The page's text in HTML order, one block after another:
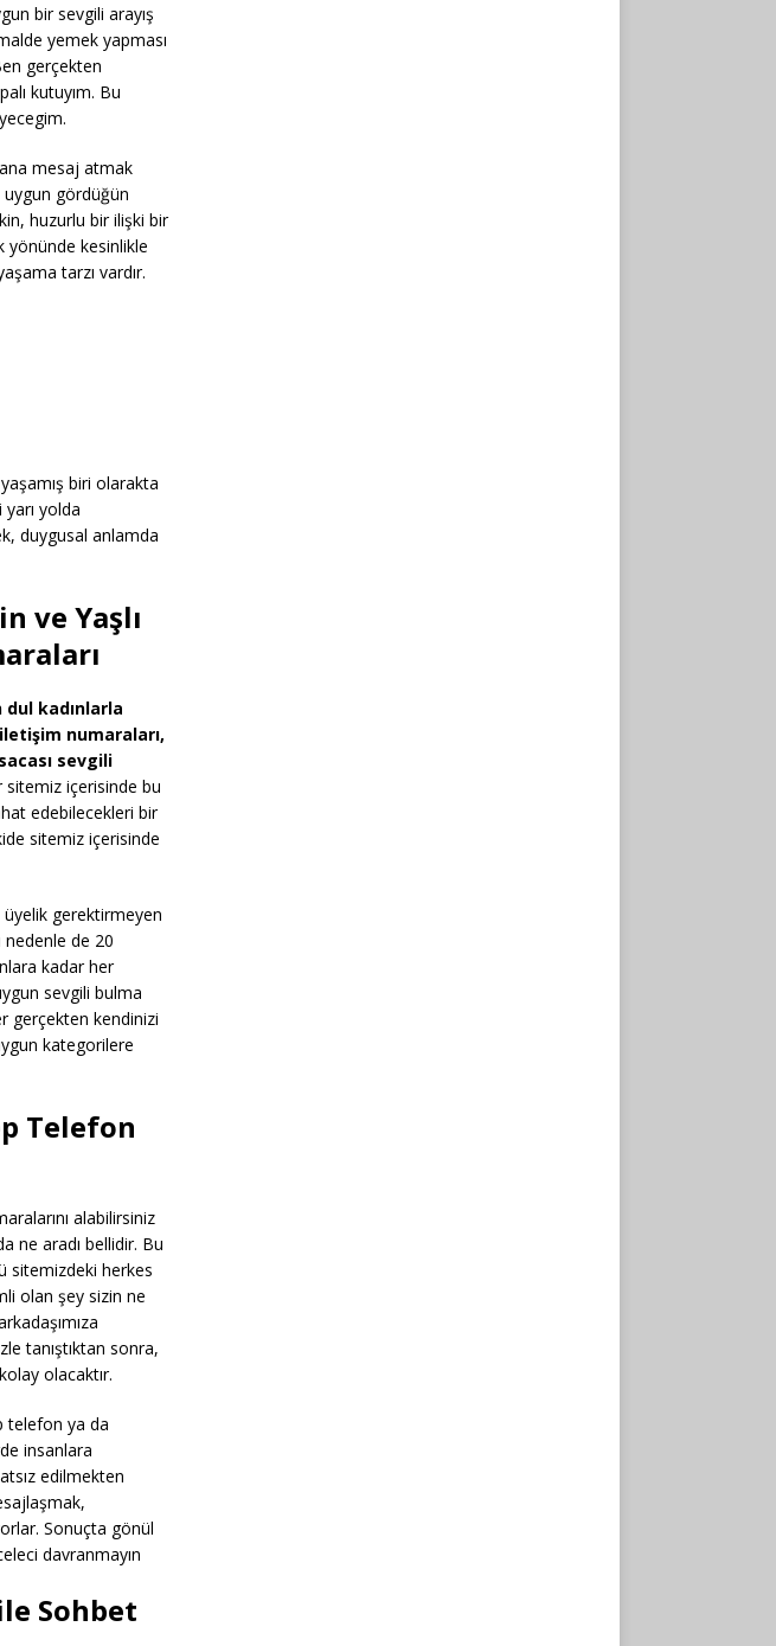
bir sevgili arayış
yemek yapması
gerçekten
kutuyım. Bu
mesaj atmak
uygun gördüğün
huzurlu bir ilişki bir
yönünde kesinlikle
tarzı vardır.
biri olarakta
yolda
duygusal anlamda
ve Yaşlı
dul kadınlarla
numaraları,
sevgili
sitemiz içerisinde bu
edebilecekleri bir
sitemiz içerisinde
gerektirmeyen
de 20
kadar her
sevgili bulma
gerçekten kendinizi
kategorilere
Telefon
alabilirsiniz
ne aradı bellidir. Bu
sitemizdeki herkes
olan şey sizin ne
tanıştıktan sonra,
olacaktır.
telefon ya da
insanlara
edilmekten
Sonuçta gönül
davranmayın
Sohbet